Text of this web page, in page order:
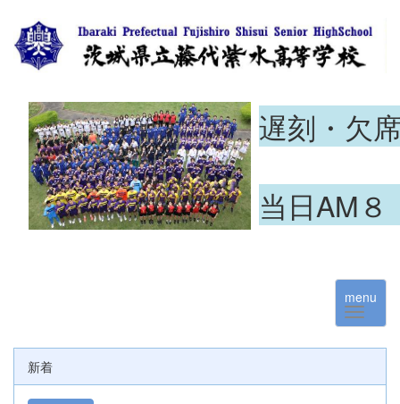
遅刻・欠
当日AM
menu
新着